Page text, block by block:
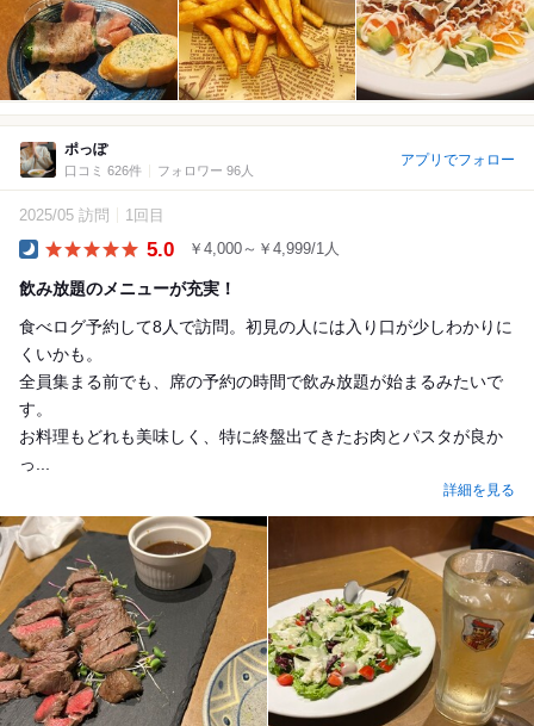
ポっぽ
口コミ 626件 フォロワー 96人
アプリでフォロー
2025/05 訪問 1回目
5.0 ￥4,000～￥4,999/1人
飲み放題のメニューが充実！
食べログ予約して8人で訪問。初見の人には入り口が少しわかりに
くいかも。
全員集まる前でも、席の予約の時間で飲み放題が始まるみたいで
す。
お料理もどれも美味しく、特に終盤出てきたお肉とパスタが良か
っ...
詳細を見る